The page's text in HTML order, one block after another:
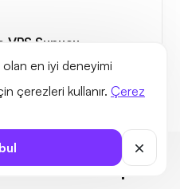
en iyi deneyimi
çerezleri kullanır. Çerez
Sunucu
Cevapları